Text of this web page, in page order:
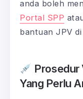
anda boleh
Portal SPP
bantuan JPV di
Prosedur
Yang Perlu